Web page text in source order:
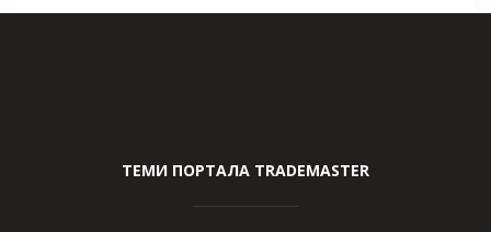
ТЕМИ ПОРТАЛА TRADEMASTER